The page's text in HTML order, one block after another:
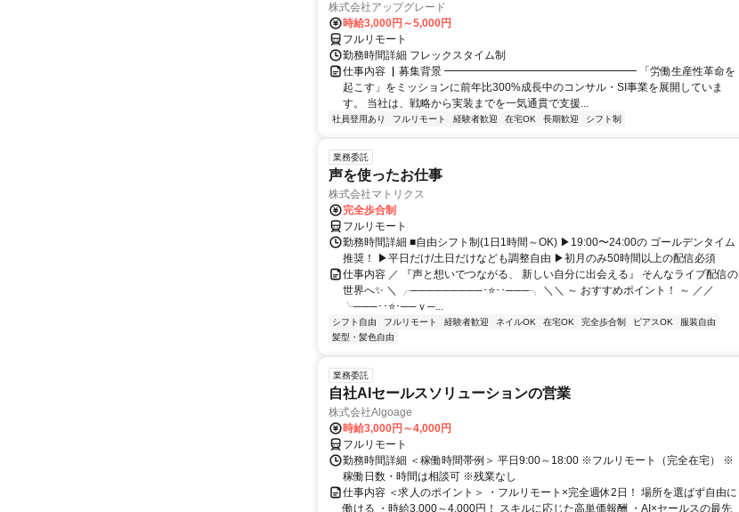
株式会社アップグレード
時給3,000円～5,000円
フルリモート
勤務時間詳細 フレックスタイム制
仕事内容 ▏募集背景 ━━━━━━━━━━━━━━━━━━ 「労働生産性革命を
起こす」をミッションに前年比300%成長中のコンサル・SI事業を展開していま
す。 当社は、戦略から実装までを一気通貫で支援...
社員登用あり フルリモート 経験者歓迎 在宅OK 長期歓迎 シフト制
業務委託
声を使ったお仕事
株式会社マトリクス
完全歩合制
フルリモート
勤務時間詳細 ■自由シフト制(1日1時間～OK) ▶19:00〜24:00の ゴールデンタイム
推奨！ ▶平日だけ/土日だけなども調整自由 ▶初月のみ50時間以上の配信必須
仕事内容 ／ 『声と想いでつながる、 新しい自分に出会える』 そんなライブ配信の
世界へ✨ ＼ ╭─────────･⭐･･───╮ ＼＼ ～ おすすめポイント！ ～ ／／
╰───･･⭐･──ｖ─...
シフト自由 フルリモート 経験者歓迎 ネイルOK 在宅OK 完全歩合制 ピアスOK
服装自由
髪型・髪色自由
業務委託
自社AIセールスソリューションの営業
株式会社Algoage
時給3,000円～4,000円
フルリモート
勤務時間詳細 ＜稼働時間帯例＞ 平日9:00～18:00 ※フルリモート（完全在宅） ※
稼働日数・時間は相談可 ※残業なし
仕事内容 ＜求人のポイント＞ ・フルリモート×完全週休2日！ 場所を選ばず自由に
働ける ・時給3,000～4,000円！ スキルに応じた高単価報酬 ・AI×セールスの最先